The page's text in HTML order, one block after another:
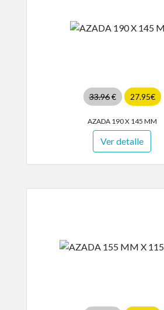
33.96€ 27.95€
AZADA 190 X 145 MM
Ver detalle